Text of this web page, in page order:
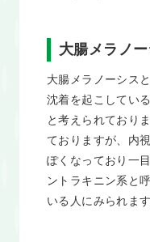
大腸メラノ
大腸メラノーシス
沈着を起こしてい
と考えられており
ておりますが、内
ぽくなっており一
ントラキニン系と
いる人にみられます